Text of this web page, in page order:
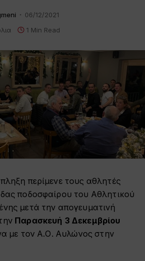
06/12/2021
1 Min Read
περίμενε τους αθλητές
ποδοσφαίρου του Αθλητικού
μετά την απογευματινή
Παρασκευή 3 Δεκεμβρίου
με τον Α.Ο. Αυλώνος στην